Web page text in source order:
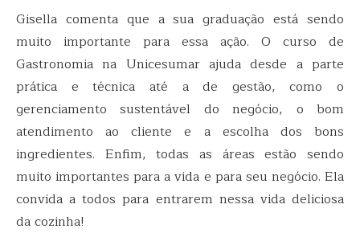
Gisella comenta que a sua graduação está sendo
muito importante para essa ação. O curso de
Gastronomia na Unicesumar ajuda desde a parte
prática e técnica até a de gestão, como o
gerenciamento sustentável do negócio, o bom
atendimento ao cliente e a escolha dos bons
ingredientes. Enfim, todas as áreas estão sendo
muito importantes para a vida e para seu negócio. Ela
convida a todos para entrarem nessa vida deliciosa
da cozinha!